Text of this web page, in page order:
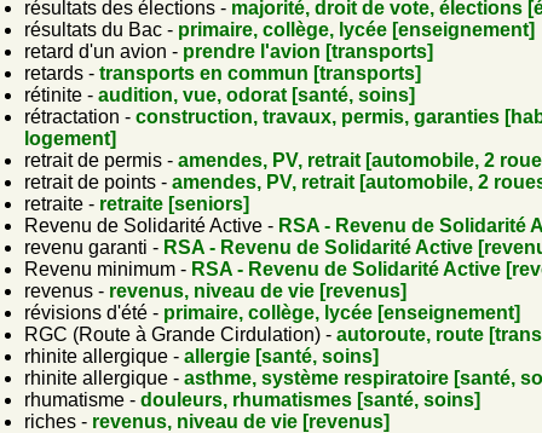
résultats des élections - majorité, droit de vote, élections
résultats du Bac - primaire, collège, lycée [enseignement]
retard d'un avion - prendre l'avion [transports]
retards - transports en commun [transports]
rétinite - audition, vue, odorat [santé, soins]
rétractation - construction, travaux, permis, garanties
logement]
retrait de permis - amendes, PV, retrait [automobile, 2
retrait de points - amendes, PV, retrait [automobile, 2
retraite - retraite [seniors]
Revenu de Solidarité Active - RSA - Revenu de Solidarité
revenu garanti - RSA - Revenu de Solidarité Active
Revenu minimum - RSA - Revenu de Solidarité Active
revenus - revenus, niveau de vie [revenus]
révisions d'été - primaire, collège, lycée [enseignement]
RGC (Route à Grande Cirdulation) - autoroute, route
rhinite allergique - allergie [santé, soins]
rhinite allergique - asthme, système respiratoire [santé,
rhumatisme - douleurs, rhumatismes [santé, soins]
riches - revenus, niveau de vie [revenus]